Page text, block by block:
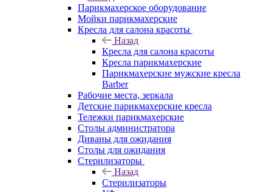
Парикмахерское оборудование
Мойки парикмахерские
Кресла для салона красоты
Назад
Кресла для салона красоты
Кресла парикмахерские
Парикмахерские мужские кресла
Barber
Рабочие места, зеркала
Детские парикмахерские кресла
Тележки парикмахерские
Столы администратора
Диваны для ожидания
Столы для ожидания
Стерилизаторы
Назад
Стерилизаторы